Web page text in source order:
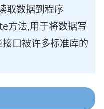
取数据到程序
方法,用于将数据写
口被许多标准库的